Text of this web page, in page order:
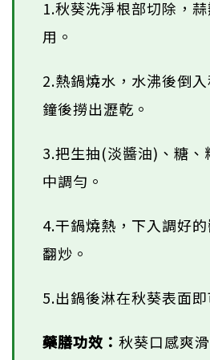
1.秋葵洗淨根部切除，
用。
2.熱鍋燒水，水沸後倒
鐘後撈出瀝乾。
3.把生抽(淡醬油)、糖、
中調勻。
4.干鍋燒熱，下入調好
翻炒。
5.出鍋後淋在秋葵表面即
藥膳功效： 秋葵口感爽